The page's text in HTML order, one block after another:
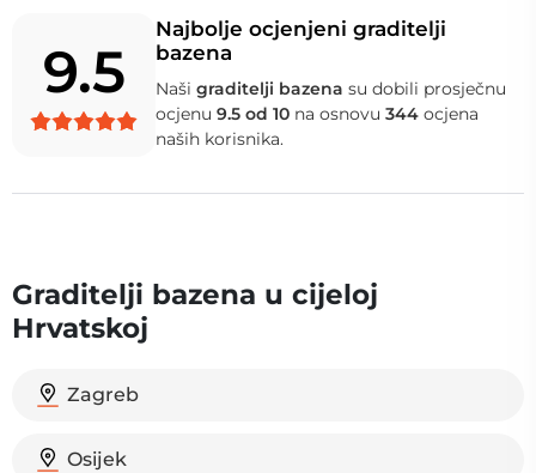
9.5
Najbolje ocjenjeni graditelji
bazena
Naši graditelji bazena su dobili prosječnu
ocjenu 9.5 od 10 na osnovu 344 ocjena
naših korisnika.
Graditelji bazena u cijeloj
Hrvatskoj
Zagreb
Osijek